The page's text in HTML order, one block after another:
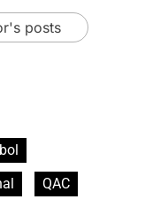
posts
QAC